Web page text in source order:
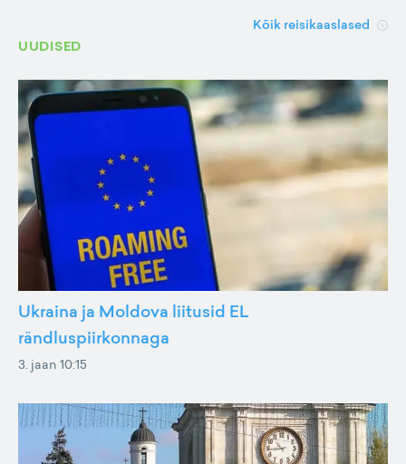
Kõik reisikaaslased
UUDISED
Ukraina ja Moldova liitusid EL
rändluspiirkonnaga
3. jaan 10:15